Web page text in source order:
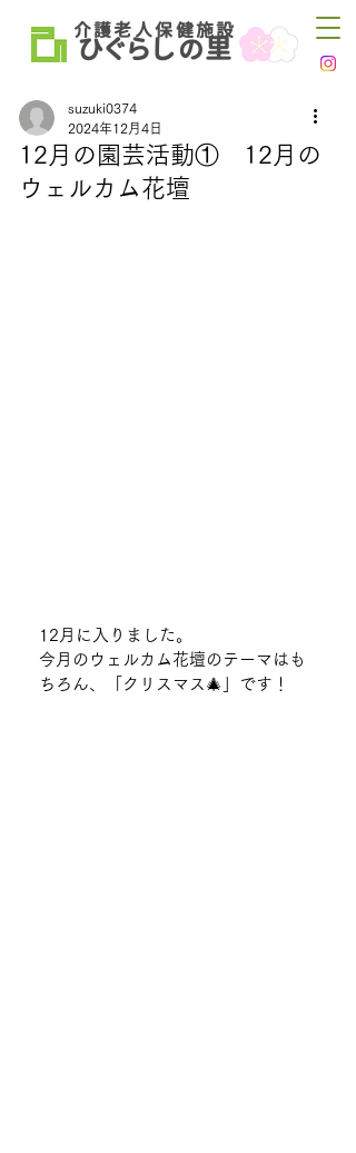
介 護 老 人 保 健 施 設
ひぐらしの里
12月の園芸活動① 12月の
ウェルカム花壇
suzuki0374
2024年12月4日
12月に入りました。
今月のウェルカム花壇のテーマはも
ちろん、「クリスマス🎄」です！